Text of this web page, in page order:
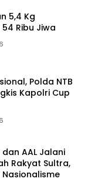
5,4 Kg
Ribu Jiwa
Polda NTB
Kapolri Cup
AAL Jalani
Rakyat Sultra,